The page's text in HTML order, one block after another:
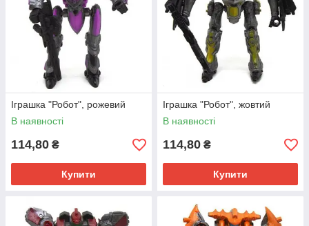
Іграшка "Робот", рожевий
В наявності
114,80 ₴
Купити
Іграшка "Робот", жовтий
В наявності
114,80 ₴
Купити